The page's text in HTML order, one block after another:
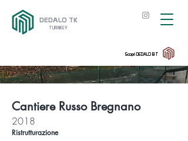
DEDALO TK
TURNKEY
Scopri DEDALO BT
Cantiere Russo Bregnano
2018
Ristrutturazione